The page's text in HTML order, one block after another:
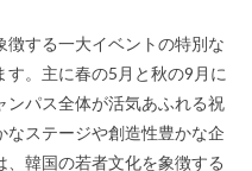
する一大イベントの特別な
。主に春の5月と秋の9月に
ンパス全体が活気あふれる祝
ステージや創造性豊かな企
韓国の若者文化を象徴する